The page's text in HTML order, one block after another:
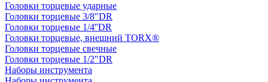
Головки торцевые ударные
Головки торцевые 3/8"DR
Головки торцевые 1/4''DR
Головки торцевые, внешний TORX®
Головки торцевые свечные
Головки торцевые 1/2"DR
Наборы инструмента